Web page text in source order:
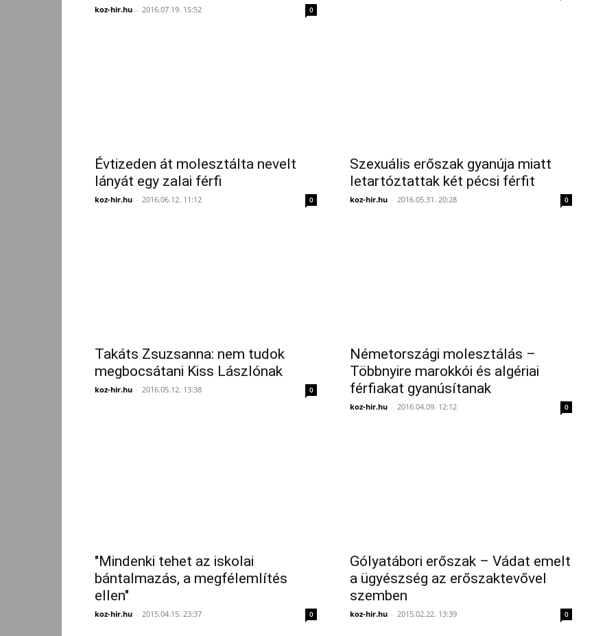
koz-hir.hu - 2016.07.19. 15:52 0
Évtizeden át molesztálta nevelt
lányát egy zalai férfi
koz-hir.hu - 2016.06.12. 11:12 0
Szexuális erőszak gyanúja miatt
letartóztattak két pécsi férfit
koz-hir.hu - 2016.05.31. 20:28 0
Takáts Zsuzsanna: nem tudok
megbocsátani Kiss Lászlónak
koz-hir.hu - 2016.05.12. 13:38 0
Németországi molesztálás –
Többnyire marokkói és algériai
férfiakat gyanúsítanak
koz-hir.hu - 2016.04.09. 12:12 0
"Mindenki tehet az iskolai
bántalmazás, a megfélemlítés
ellen"
koz-hir.hu - 2015.04.15. 23:37 0
Gólyatábori erőszak – Vádat emelt
a ügyészség az erőszaktevővel
szemben
koz-hir.hu - 2015.02.22. 13:39 0